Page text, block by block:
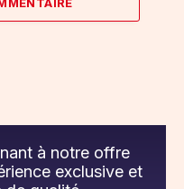
à notre offre
exclusive et